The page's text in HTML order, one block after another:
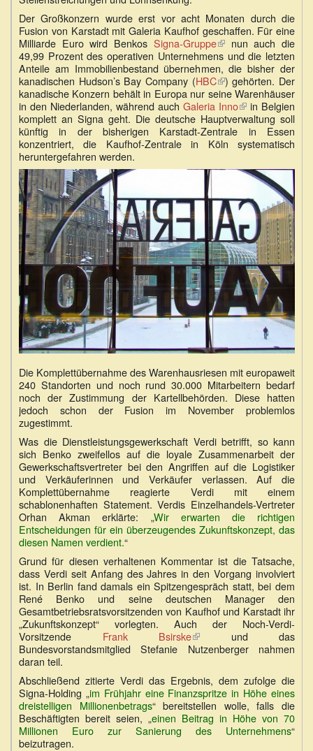
Der Großkonzern wurde erst vor acht Monaten durch die
Fusion von Karstadt mit Galeria Kaufhof geschaffen. Für eine
Milliarde Euro wird Benkos Signa-Gruppe(Link
ist
extern)
nun auch die
49,99 Prozent des operativen Unternehmens und die letzten
Anteile am Immobilienbestand übernehmen, die bisher der
kanadischen Hudson’s Bay Company (HBC(Link
ist
extern)
) gehörten. Der
kanadische Konzern behält in Europa nur seine Warenhäuser
in den Niederlanden, während auch Galeria Inno(Link
ist
extern)
in Belgien
komplett an Signa geht. Die deutsche Hauptverwaltung soll
künftig in der bisherigen Karstadt-Zentrale in Essen
konzentriert, die Kaufhof-Zentrale in Köln systematisch
heruntergefahren werden.
Die Komplettübernahme des Warenhausriesen mit europaweit
240 Standorten und noch rund 30.000 Mitarbeitern bedarf
noch der Zustimmung der Kartellbehörden. Diese hatten
jedoch schon der Fusion im November problemlos
zugestimmt.
Was die Dienstleistungsgewerkschaft Verdi betrifft, so kann
sich Benko zweifellos auf die loyale Zusammenarbeit der
Gewerkschaftsvertreter bei den Angriffen auf die Logistiker
und Verkäuferinnen und Verkäufer verlassen. Auf die
Komplettübernahme reagierte Verdi mit einem
schablonenhaften Statement. Verdis Einzelhandels-Vertreter
Orhan Akman erklärte: „Wir erwarten die richtigen
Entscheidungen für ein überzeugendes Zukunftskonzept, das
diesen Namen verdient.“
Grund für diesen verhaltenen Kommentar ist die Tatsache,
dass Verdi seit Anfang des Jahres in den Vorgang involviert
ist. In Berlin fand damals ein Spitzengespräch statt, bei dem
René Benko und seine deutschen Manager den
Gesamtbetriebsratsvorsitzenden von Kaufhof und Karstadt ihr
„Zukunftskonzept“ vorlegten. Auch der Noch-Verdi-
Vorsitzende Frank Bsirske(Link
ist
und das
Bundesvorstandsmitglied Stefanie Nutzenberger nahmen
daran teil.
Abschließend zitierte Verdi das Ergebnis, dem zufolge die
Signa-Holding „im Frühjahr eine Finanzspritze in Höhe eines
dreistelligen Millionenbetrags“ bereitstellen wolle, falls die
Beschäftigten bereit seien, „einen Beitrag in Höhe von 70
Millionen Euro zur Sanierung des Unternehmens“
beizutragen.